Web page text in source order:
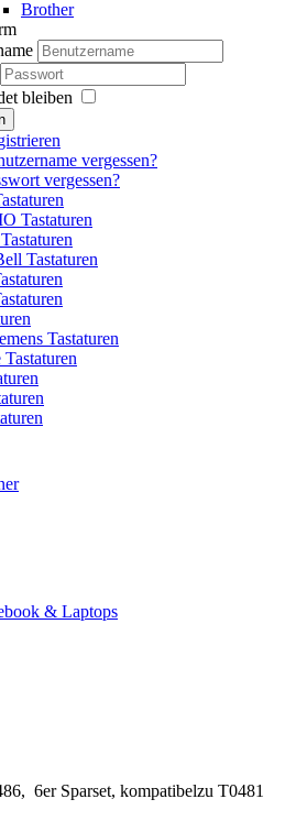
Brother
bleiben
vergessen?
vergessen?
Tastaturen
Tastaturen
Tastaturen
6er Sparset, kompatibelzu T0481